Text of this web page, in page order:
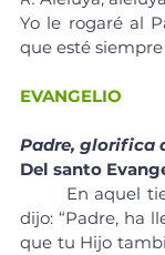
Yo le rogaré al
que esté
EVANGELIO
Padre, glorifica
Del santo
dijo: “Padre, ha
que tu Hijo